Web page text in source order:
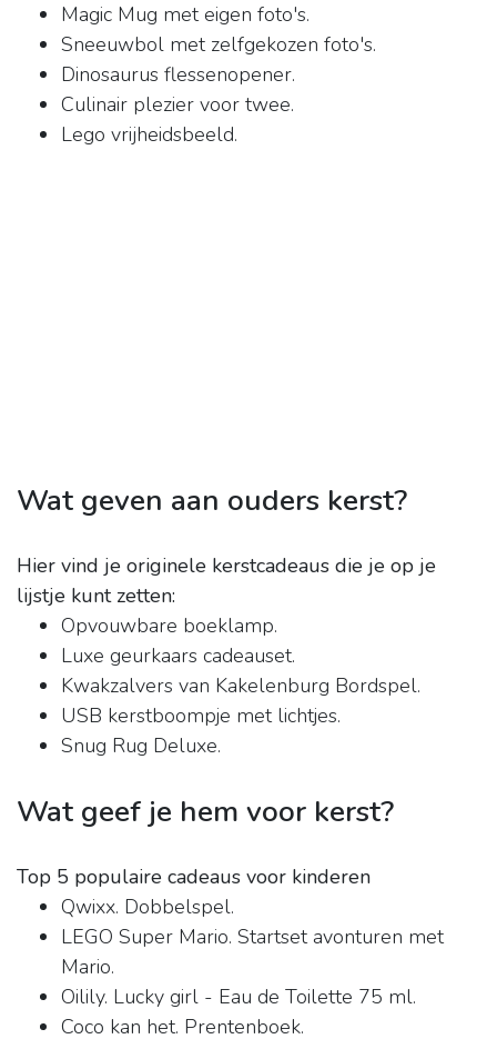
Magic Mug met eigen foto's.
Sneeuwbol met zelfgekozen foto's.
Dinosaurus flessenopener.
Culinair plezier voor twee.
Lego vrijheidsbeeld.
Wat geven aan ouders kerst?
Hier vind je originele kerstcadeaus die je op je
lijstje kunt zetten:
Opvouwbare boeklamp.
Luxe geurkaars cadeauset.
Kwakzalvers van Kakelenburg Bordspel.
USB kerstboompje met lichtjes.
Snug Rug Deluxe.
Wat geef je hem voor kerst?
Top 5 populaire cadeaus voor kinderen
Qwixx. Dobbelspel.
LEGO Super Mario. Startset avonturen met
Mario.
Oilily. Lucky girl - Eau de Toilette 75 ml.
Coco kan het. Prentenboek.